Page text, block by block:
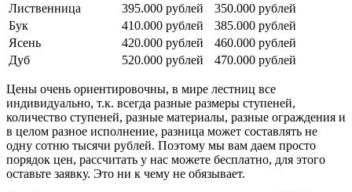
Лиственница
395.000 рублей
350.000 рублей
Бук
410.000 рублей
385.000 рублей
Ясень
420.000 рублей
460.000 рублей
Дуб
520.000 рублей 470.000 рублей
Цены очень ориентировочны, в мире лестниц все
индивидуально, т.к. всегда разные размеры ступеней,
количество ступеней, разные материалы, разные ограждения и
в целом разное исполнение, разница может составлять не
одну сотню тысячи рублей. Поэтому мы вам даем просто
порядок цен, рассчитать у нас можете бесплатно, для этого
оставьте заявку. Это ни к чему не обязывает.